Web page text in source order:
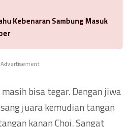
Kebenaran Sambung Masuk
Advertisement
bisa tegar. Dengan jiwa
juara kemudian tangan
kanan Choi. Sangat